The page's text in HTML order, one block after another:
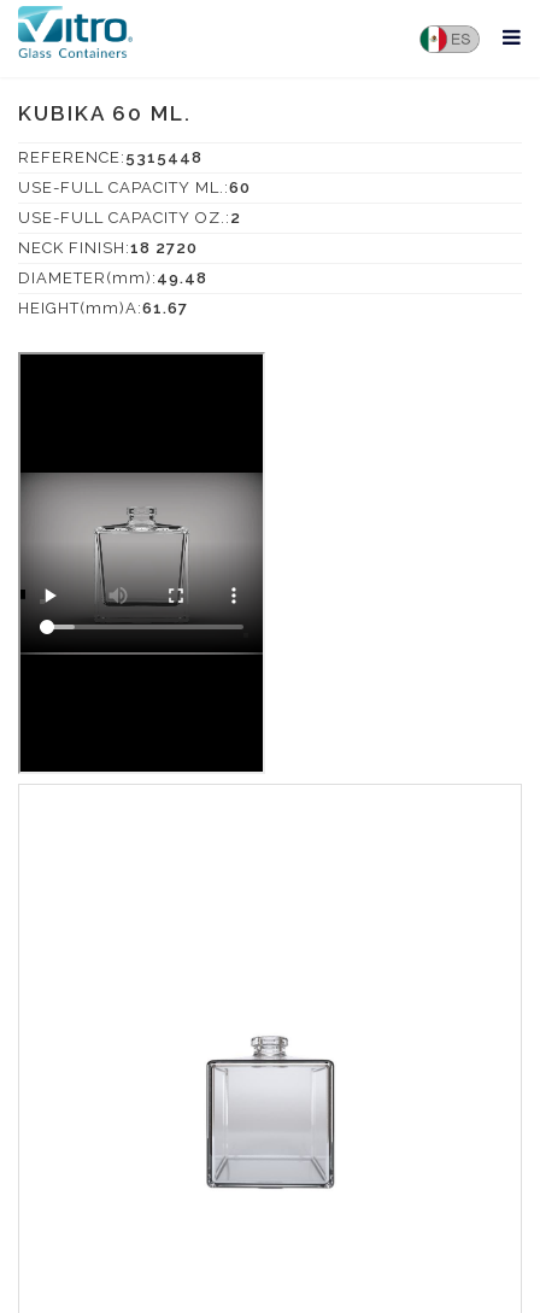
KUBIKA 60 ML.
REFERENCE: 5315448
USE-FULL CAPACITY ML.:60
USE-FULL CAPACITY OZ.: 2
NECK FINISH:18 2720
DIAMETER(mm): 49.48
HEIGHT(mm)A:61.67